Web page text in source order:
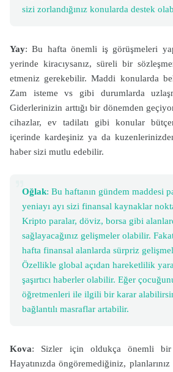
sizi zorlandığınız konularda destek
Yay: Bu hafta önemli iş görüşmeleri
yerinde kiracıysanız, süreli bir
etmeniz gerekebilir. Maddi konularda
Zam isteme vs gibi durumlarda
Giderlerinizin arttığı bir dönemden
cihazlar, ev tadilatı gibi konular
içerinde kardeşiniz ya da
haber sizi mutlu edebilir.
Oğlak: Bu haftanın gündem maddesi
yeniayı ayı sizi finansal kaynaklar
Kripto paralar, döviz, borsa gibi
sağlayacağınız gelişmeler olabilir.
hafta finansal alanlarda sürpriz
Özellikle global açıdan hareketlilik
şaşırtıcı haberler olabilir. Eğer
öğretmenleri ile ilgili bir karar
bağlantılı masraflar artabilir.
Kova: Sizler için oldukça önemli bir
Hayatınızda öngöremediğiniz,